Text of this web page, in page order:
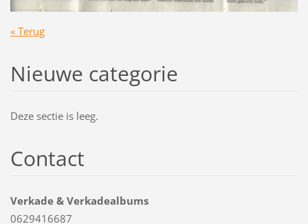
« Terug
Nieuwe categorie
Deze sectie is leeg.
Contact
Verkade & Verkadealbums
0629416687